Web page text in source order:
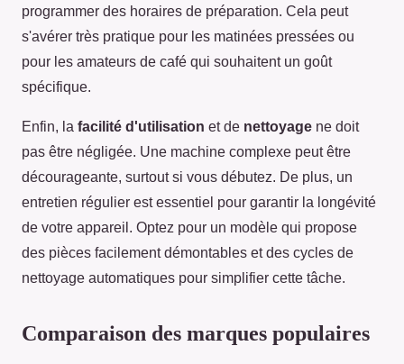
programmer des horaires de préparation. Cela peut
s'avérer très pratique pour les matinées pressées ou
pour les amateurs de café qui souhaitent un goût
spécifique.
Enfin, la facilité d'utilisation et de nettoyage ne doit
pas être négligée. Une machine complexe peut être
décourageante, surtout si vous débutez. De plus, un
entretien régulier est essentiel pour garantir la longévité
de votre appareil. Optez pour un modèle qui propose
des pièces facilement démontables et des cycles de
nettoyage automatiques pour simplifier cette tâche.
Comparaison des marques populaires